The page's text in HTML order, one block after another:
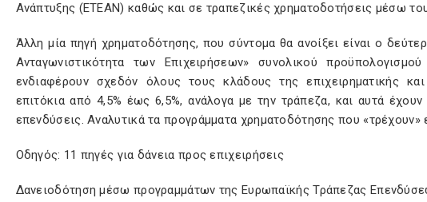
Ανάπτυξης (ΕΤΕΑΝ) καθώς και σε τραπεζικές χρηματοδοτήσεις μέσω
Άλλη μία πηγή χρηματοδότησης, που σύντομα θα ανοίξει είναι ο
Ανταγωνιστικότητα των Επιχειρήσεων» συνολικού
ενδιαφέρουν σχεδόν όλους τους κλάδους της επιχειρηματικής
επιτόκια από 4,5% έως 6,5%, ανάλογα με την τράπεζα, και αυτά έχουν
επενδύσεις. Αναλυτικά τα προγράμματα χρηματοδότησης που «τρέχουν»
Οδηγός: 11 πηγές για δάνεια προς επιχειρήσεις
Δανειοδότηση μέσω προγραμμάτων της Ευρωπαϊκής Τράπεζας